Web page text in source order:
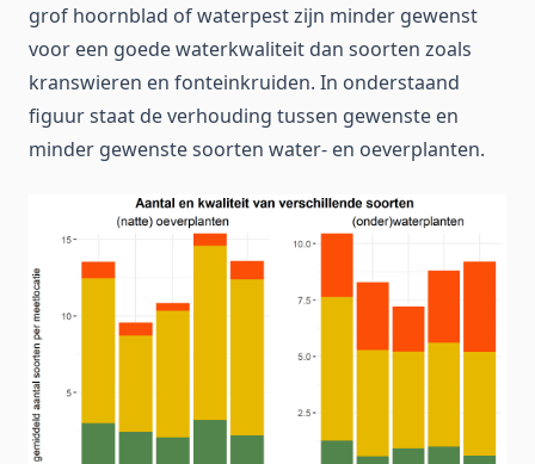
grof hoornblad of waterpest zijn minder gewenst
voor een goede waterkwaliteit dan soorten zoals
kranswieren en fonteinkruiden. In onderstaand
figuur staat de verhouding tussen gewenste en
minder gewenste soorten water- en oeverplanten.